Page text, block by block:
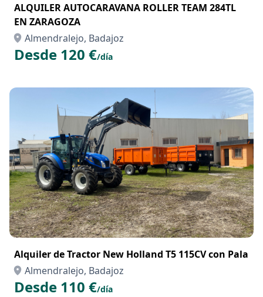
ALQUILER AUTOCARAVANA ROLLER TEAM 284TL
EN ZARAGOZA
Almendralejo, Badajoz
Desde 120 €/día
Alquiler de Tractor New Holland T5 115CV con Pala
Almendralejo, Badajoz
Desde 110 €/día